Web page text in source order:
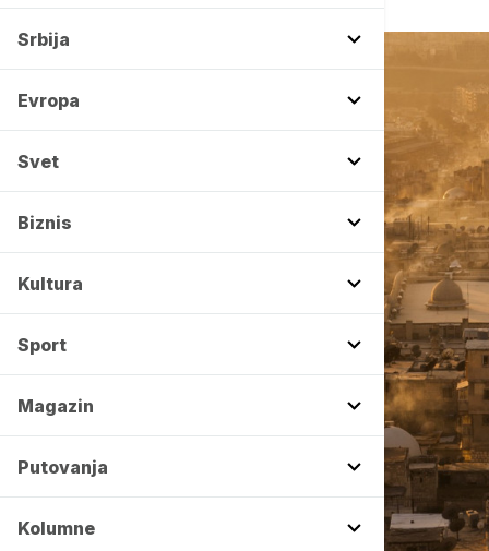
Srbija
Evropa
Svet
Biznis
Kultura
Sport
Magazin
Putovanja
Kolumne